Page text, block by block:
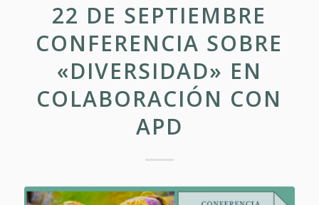
22 DE SEPTIEMBRE
CONFERENCIA SOBRE
«DIVERSIDAD» EN
COLABORACIÓN CON
APD